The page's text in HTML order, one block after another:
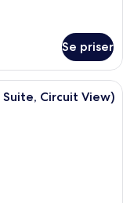
Se priser
pænt organiserede
Suite, Circuit View)